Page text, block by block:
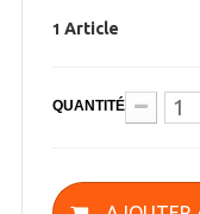
1 Article
QUANTITÉ